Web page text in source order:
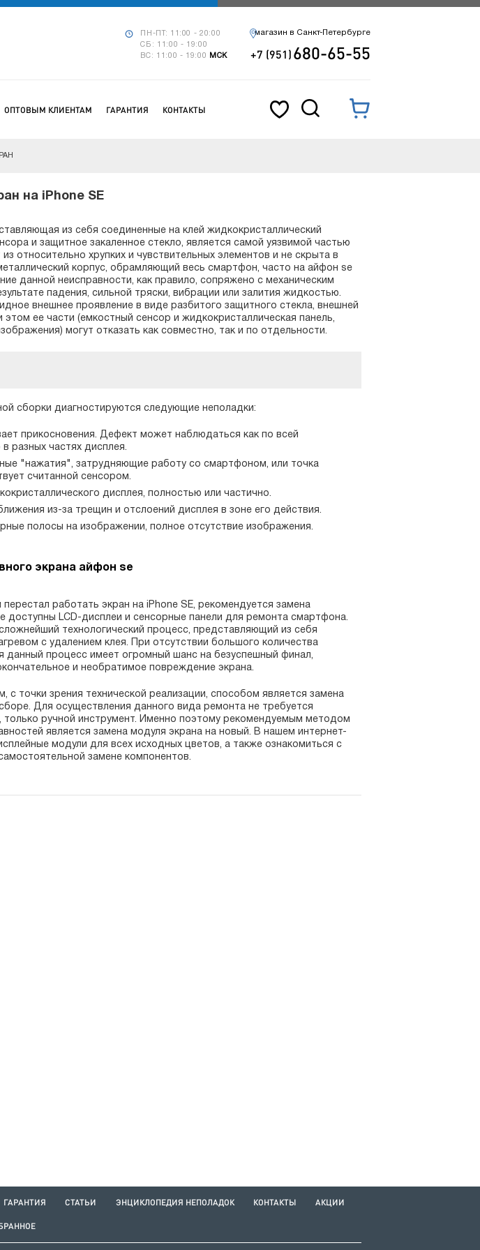
ПН-ПТ: 11:00 - 20:00
СБ: 11:00 - 19:00
ВС: 11:00 - 19:00
МСК
магазин в Санкт-Петербурге
+7 (951)680-65-55
ОПТОВЫМ КЛИЕНТАМ ГАРАНТИЯ КОНТАКТЫ
на iPhone SE
из себя соединенные на клей жидкокристаллический
и защитное закаленное стекло, является самой уязвимой частью
относительно хрупких и чувствительных элементов и не скрыта в
корпус, обрамляющий весь смартфон, часто на айфон se
данной неисправности, как правило, сопряжено с механическим
падения, сильной тряски, вибрации или залития жидкостью.
внешнее проявление в виде разбитого защитного стекла, внешней
ее части (емкостный сенсор и жидкокристаллическая панель,
могут отказать как совместно, так и по отдельности.
сборки диагностируются следующие неполадки:
прикосновения. Дефект может наблюдаться как по всей
разных частях дисплея.
"нажатия", затрудняющие работу со смартфоном, или точка
считанной сенсором.
дисплея, полностью или частично.
из-за трещин и отслоений дисплея в зоне его действия.
полосы на изображении, полное отсутствие изображения.
экрана айфон se
работать экран на iPhone SE, рекомендуется замена
доступны LCD-дисплеи и сенсорные панели для ремонта смартфона.
технологический процесс, представляющий из себя
с удалением клея. При отсутствии большого количества
данный процесс имеет огромный шанс на безуспешный финал,
и необратимое повреждение экрана.
с точки зрения технической реализации, способом является замена
Для осуществления данного вида ремонта не требуется
ручной инструмент. Именно поэтому рекомендуемым методом
является замена модуля экрана на новый. В нашем интернет-
модули для всех исходных цветов, а также ознакомиться с
замене компонентов.
ГАРАНТИЯ СТАТЬИ ЭНЦИКЛОПЕДИЯ НЕПОЛАДОК КОНТАКТЫ АКЦИИ